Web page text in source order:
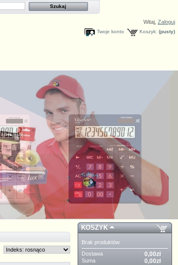
Witaj,Zaloguj
Koszyk: (pusty)
Twoje konto
KOSZYK
Brak produktów
Dostawa
0,00zł
Suma 0,00zł